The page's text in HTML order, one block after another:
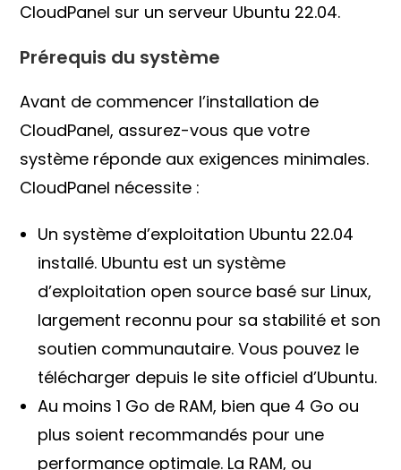
CloudPanel sur un serveur Ubuntu 22.04.
Prérequis du système
Avant de commencer l’installation de
CloudPanel, assurez-vous que votre
système réponde aux exigences minimales.
CloudPanel nécessite :
Un système d’exploitation Ubuntu 22.04
installé. Ubuntu est un système
d’exploitation open source basé sur Linux,
largement reconnu pour sa stabilité et son
soutien communautaire. Vous pouvez le
télécharger depuis le site officiel d’Ubuntu.
Au moins 1 Go de RAM, bien que 4 Go ou
plus soient recommandés pour une
performance optimale. La RAM, ou